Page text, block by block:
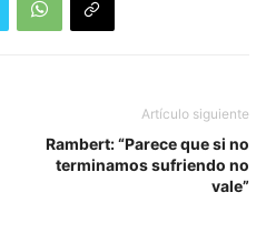
Artículo siguiente
Rambert: “Parece que si no
terminamos sufriendo no
vale”